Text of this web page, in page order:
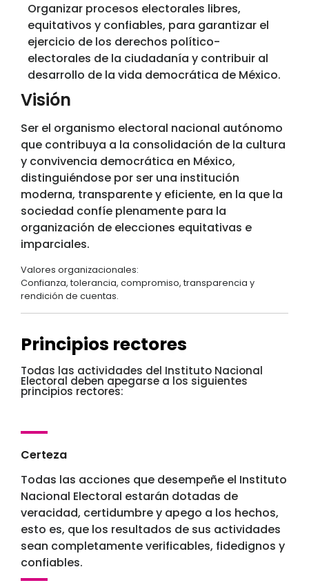
Organizar procesos electorales libres,
equitativos y confiables, para garantizar el
ejercicio de los derechos político-
electorales de la ciudadanía y contribuir al
desarrollo de la vida democrática de México.
Visión
Ser el organismo electoral nacional autónomo
que contribuya a la consolidación de la cultura
y convivencia democrática en México,
distinguiéndose por ser una institución
moderna, transparente y eficiente, en la que la
sociedad confíe plenamente para la
organización de elecciones equitativas e
imparciales.
Valores organizacionales:
Confianza, tolerancia, compromiso, transparencia y
rendición de cuentas.
Principios rectores
Todas las actividades del Instituto Nacional
Electoral deben apegarse a los siguientes
principios rectores:
Certeza
Todas las acciones que desempeñe el Instituto
Nacional Electoral estarán dotadas de
veracidad, certidumbre y apego a los hechos,
esto es, que los resultados de sus actividades
sean completamente verificables, fidedignos y
confiables.